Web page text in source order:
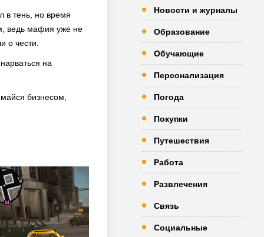
в тень, но время
ведь мафия уже не
о чести.
на
бизнесом,
Новости и журналы
Образование
Обучающие
Персонализация
Погода
Покупки
Путешествия
Работа
Развлечения
Связь
Социальные